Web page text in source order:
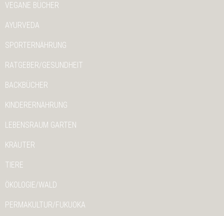
VEGANE BÜCHER
AYURVEDA
SPORTERNÄHRUNG
RATGEBER/GESUNDHEIT
BACKBÜCHER
KINDERERNÄHRUNG
LEBENSRAUM GARTEN
KRÄUTER
TIERE
ÖKOLOGIE/WALD
PERMAKULTUR/FUKUOKA